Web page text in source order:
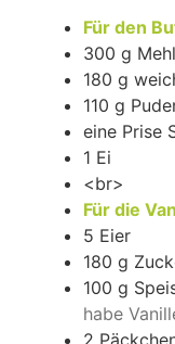
Für den
300 g Mehl
180 g
110 g
eine Prise
1 Ei
<br>
Für die
5 Eier
180 g
100 g
habe
2